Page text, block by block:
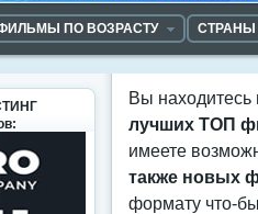
ПО ВОЗРАСТУ
Вы находитесь
лучших ТОП
имеете
также новых
формату что-